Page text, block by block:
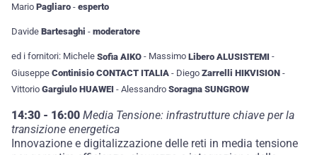
Mario Pagliaro - esperto
Davide Bartesaghi - moderatore
ed i fornitori: Michele Sofia AIKO - Massimo Libero ALUSISTEMI -
Giuseppe Continisio CONTACT ITALIA - Diego Zarrelli HIKVISION -
Vittorio Gargiulo HUAWEI - Alessandro Soragna SUNGROW
14:30 - 16:00 Media Tensione: infrastrutture chiave per la
transizione energetica
Innovazione e digitalizzazione delle reti in media tensione